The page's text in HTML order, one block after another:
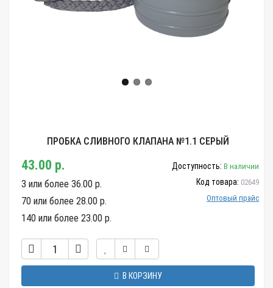
ПРОБКА СЛИВНОГО КЛАПАНА №1.1 СЕРЫЙ
43.00 р.
3 или более 36.00 р.
70 или более 28.00 р.
140 или более 23.00 р.
Доступность: В наличии
Код товара: 02649
Оптовый прайс
В КОРЗИНУ